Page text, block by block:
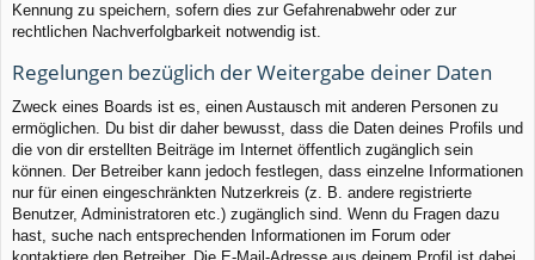
Kennung zu speichern, sofern dies zur Gefahrenabwehr oder zur
rechtlichen Nachverfolgbarkeit notwendig ist.
Regelungen bezüglich der Weitergabe deiner Daten
Zweck eines Boards ist es, einen Austausch mit anderen Personen zu
ermöglichen. Du bist dir daher bewusst, dass die Daten deines Profils und
die von dir erstellten Beiträge im Internet öffentlich zugänglich sein
können. Der Betreiber kann jedoch festlegen, dass einzelne Informationen
nur für einen eingeschränkten Nutzerkreis (z. B. andere registrierte
Benutzer, Administratoren etc.) zugänglich sind. Wenn du Fragen dazu
hast, suche nach entsprechenden Informationen im Forum oder